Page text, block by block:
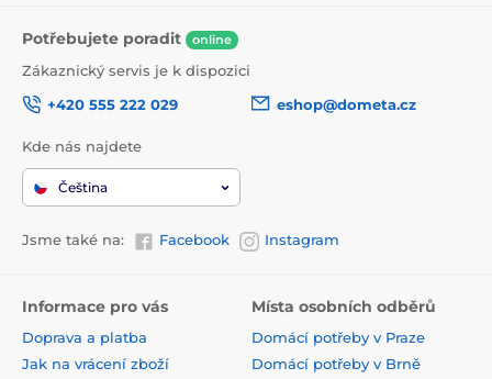
Potřebujete poradit online
Zákaznický servis je k dispozici
+420 555 222 029
eshop@dometa.cz
Kde nás najdete
Čeština
Jsme také na: Facebook Instagram
Informace pro vás
Doprava a platba
Jak na vrácení zboží
Místa osobních odběrů
Domácí potřeby v Praze
Domácí potřeby v Brně